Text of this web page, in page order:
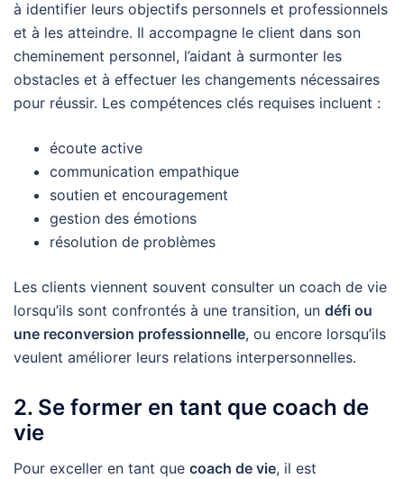
à identifier leurs objectifs personnels et professionnels
et à les atteindre. Il accompagne le client dans son
cheminement personnel, l’aidant à surmonter les
obstacles et à effectuer les changements nécessaires
pour réussir. Les compétences clés requises incluent :
écoute active
communication empathique
soutien et encouragement
gestion des émotions
résolution de problèmes
Les clients viennent souvent consulter un coach de vie
lorsqu’ils sont confrontés à une transition, un défi ou
une reconversion professionnelle, ou encore lorsqu’ils
veulent améliorer leurs relations interpersonnelles.
2. Se former en tant que coach de
vie
Pour exceller en tant que coach de vie, il est